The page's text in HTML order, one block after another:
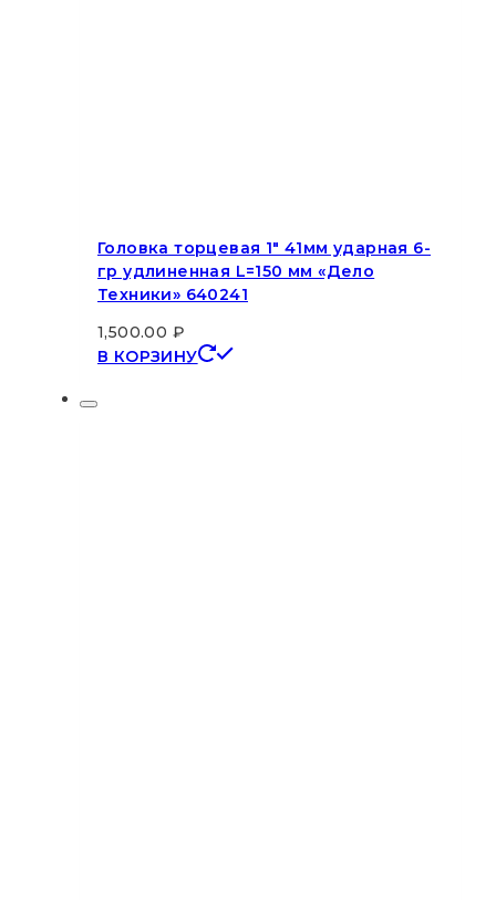
Головка торцевая 1″ 41мм ударная 6-
гр удлиненная L=150 мм «Дело
Техники» 640241
1,500.00 ₽
В КОРЗИНУ